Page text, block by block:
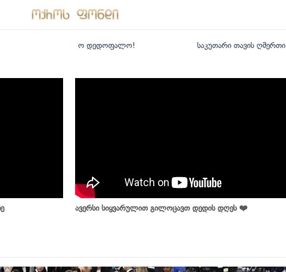
ო დედოფალო! საკუთარი თავის ღმერთი
ავერსი სიყვარულით გილოცავთ დედის დღეს ❤️